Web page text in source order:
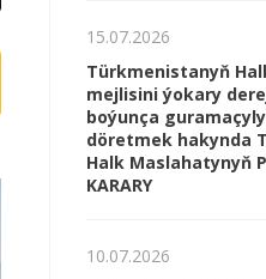
15.07.2026
Türkmenistanyň
mejlisini ýokary
boýunça
döretmek hakynda
Halk Maslahatynyň
KARARY
10.07.2026